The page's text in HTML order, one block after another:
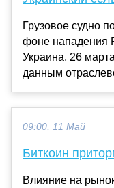
Грузовое судно
фоне нападения
Украина, 26
данным
09:00, 11 Май
Биткоин
Влияние на